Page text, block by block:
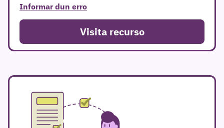
Informar dun erro
Visita recurso